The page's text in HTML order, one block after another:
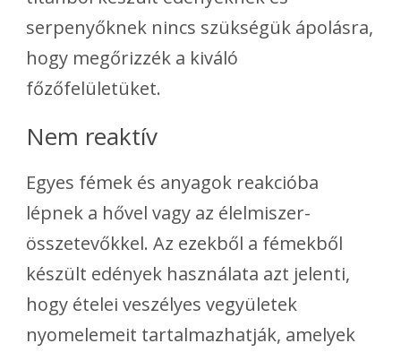
serpenyőknek nincs szükségük ápolásra,
hogy megőrizzék a kiváló
főzőfelületüket.
Nem reaktív
Egyes fémek és anyagok reakcióba
lépnek a hővel vagy az élelmiszer-
összetevőkkel. Az ezekből a fémekből
készült edények használata azt jelenti,
hogy ételei veszélyes vegyületek
nyomelemeit tartalmazhatják, amelyek